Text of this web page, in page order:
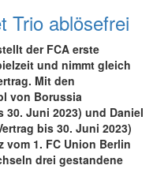
Trio ablösefrei
der FCA erste
und nimmt gleich
Mit den
von Borussia
30. Juni 2023) und Daniel
bis 30. Juni 2023)
vom 1. FC Union Berlin
drei gestandene